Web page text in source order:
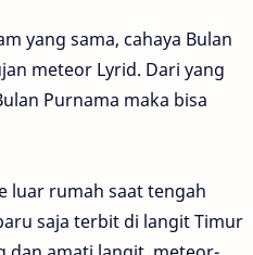
yang sama, cahaya Bulan
meteor Lyrid. Dari yang
Purnama maka bisa
luar rumah saat tengah
saja terbit di langit Timur